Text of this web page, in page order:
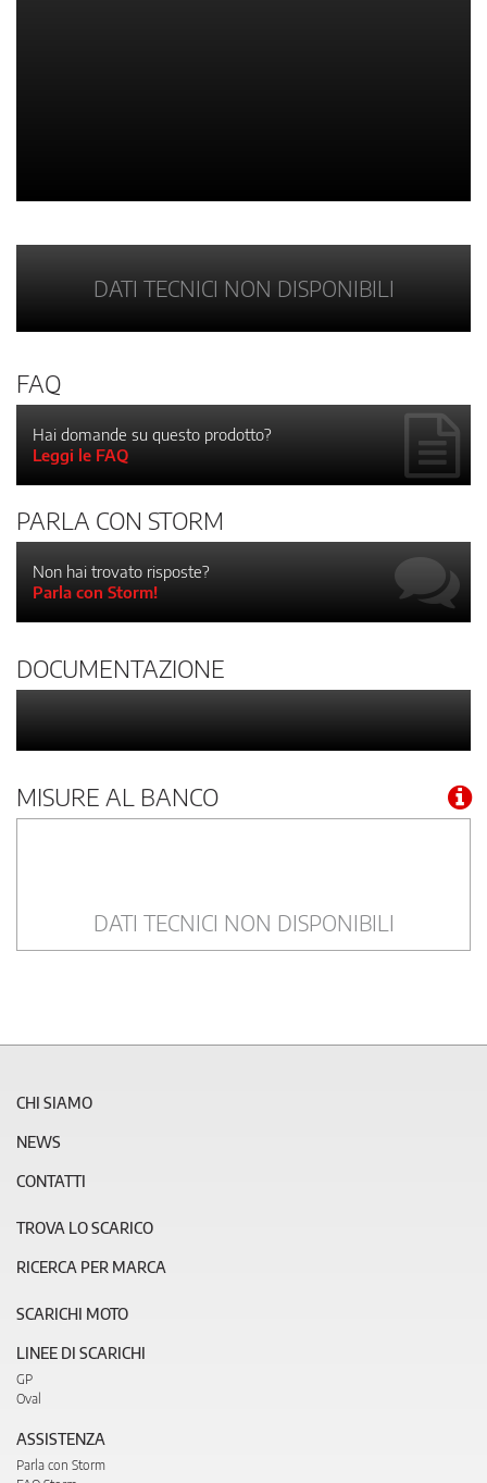
DATI TECNICI NON DISPONIBILI
FAQ
Hai domande su questo prodotto?
Leggi le FAQ
PARLA CON STORM
Non hai trovato risposte?
Parla con Storm!
DOCUMENTAZIONE
MISURE AL BANCO
DATI TECNICI NON DISPONIBILI
CHI SIAMO
NEWS
CONTATTI
TROVA LO SCARICO
RICERCA PER MARCA
SCARICHI MOTO
LINEE DI SCARICHI
GP
Oval
ASSISTENZA
Parla con Storm